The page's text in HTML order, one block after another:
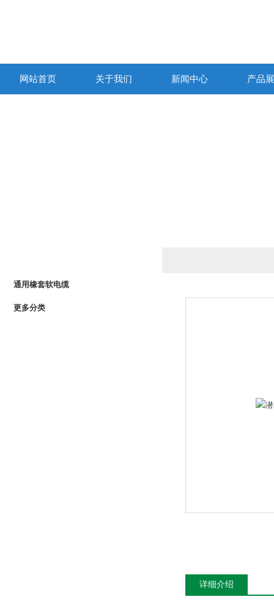
网站首页 关于我们 新闻中心 产品
通用橡套软电缆
更多分类
详细介绍